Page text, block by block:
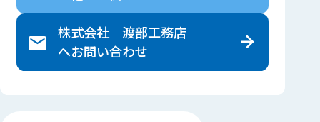
株式会社 渡部工務店
へお問い合わせ